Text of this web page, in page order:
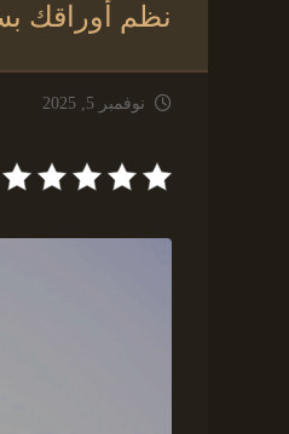
نظم أوراقك
نوفمبر 5, 2025